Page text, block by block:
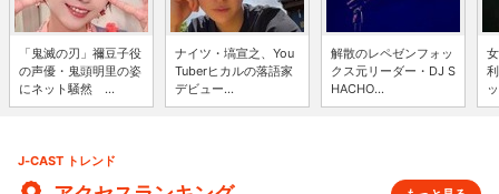
「鬼滅の刃」禰豆子役
の声優・鬼頭明里の姿
にネット騒然 ...
ナイツ・塙宣之、You
Tuberヒカルの落語家
デビュー...
解散のレペゼンフォッ
クス元リーダー・DJ S
HACHO...
J-CAST トレンド